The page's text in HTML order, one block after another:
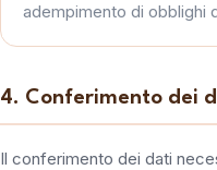
adempimento di obblighi
4. Conferimento dei
Il conferimento dei dati